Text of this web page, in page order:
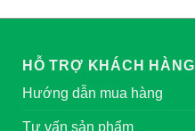
HỖ TRỢ KHÁCH HÀNG
Hướng dẫn mua hàng
Tư vấn sản phẩm